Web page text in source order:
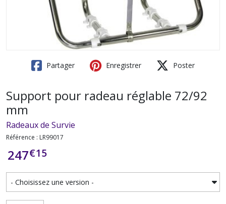
Partager Enregistrer Poster
Support pour radeau réglable 72/92
mm
Radeaux de Survie
Référence : LR99017
247€15